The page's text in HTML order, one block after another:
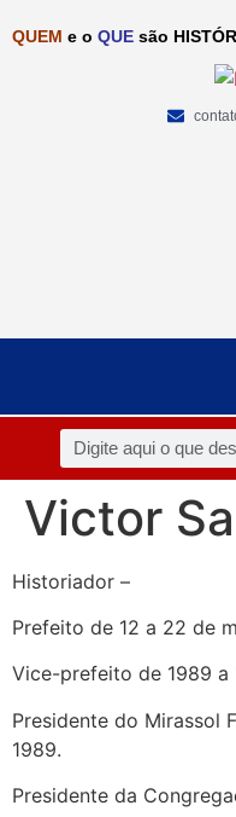
QUEM e o QUE são
Victor
Historiador –
Prefeito de 12 a 22 de
Vice-prefeito de 1989 a
Presidente do Mirassol
1989.
Presidente da